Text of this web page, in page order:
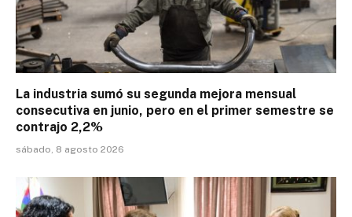
La industria sumó su segunda mejora mensual
consecutiva en junio, pero en el primer semestre se
contrajo 2,2%
sábado, 8 agosto 2026